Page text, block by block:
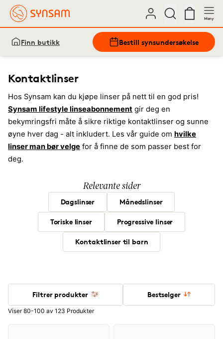
Meny
Finn butikk Bestill synsundersøkelse
Kontaktlinser
Hos Synsam kan du kjøpe linser på nett til en god pris!
Synsam lifestyle linseabonnement gir deg en
bekymringsfri måte å sikre riktige kontaktlinser og sunne
øyne hver dag - alt inkludert. Les vår guide om hvilke
linser man bør velge for å finne de som passer best for
deg.
Relevante sider
Dagslinser Månedslinser
Toriske linser Progressive linser
Kontaktlinser til barn
Filtrer produkter Bestselger
Viser 80-100 av 123 Produkter